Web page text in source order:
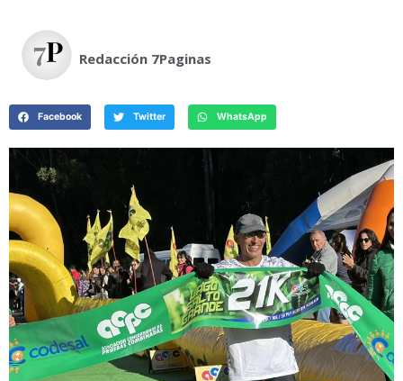
Redacción 7Paginas
Facebook Twitter WhatsApp